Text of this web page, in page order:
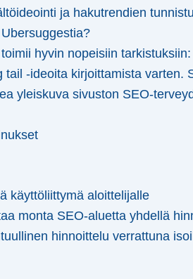
ja hakutrendien
hyvin nopeisiin
tail -ideoita kirjoittamista varten.
yleiskuva sivuston SEO-
käyttöliittymä aloittelijalle
monta SEO-aluetta yhdellä
hinnoittelu verrattuna